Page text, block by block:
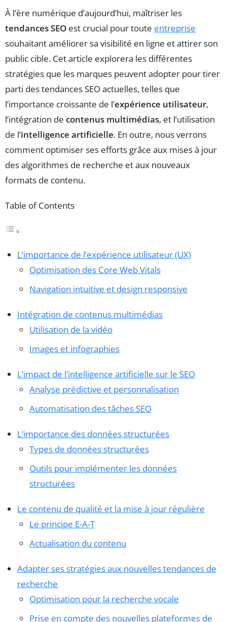
À l’ère numérique d’aujourd’hui, maîtriser les
tendances SEO est crucial pour toute entreprise
souhaitant améliorer sa visibilité en ligne et attirer son
public cible. Cet article explorera les différentes
stratégies que les marques peuvent adopter pour tirer
parti des tendances SEO actuelles, telles que
l’importance croissante de l’expérience utilisateur,
l’intégration de contenus multimédias, et l’utilisation
de l’intelligence artificielle. En outre, nous verrons
comment optimiser ses efforts grâce aux mises à jour
des algorithmes de recherche et aux nouveaux
formats de contenu.
Table of Contents
L’importance de l’expérience utilisateur (UX)
Optimisation des Core Web Vitals
Navigation intuitive et design responsive
Intégration de contenus multimédias
Utilisation de la vidéo
Images et infographies
L’impact de l’intelligence artificielle sur le SEO
Analyse prédictive et personnalisation
Automatisation des tâches SEO
L’importance des données structurées
Types de données structurées
Outils pour implémenter les données
structurées
Le contenu de qualité et la mise à jour régulière
Le principe E-A-T
Actualisation du contenu
Adapter ses stratégies aux nouvelles tendances de
recherche
Optimisation pour la recherche vocale
Prise en compte des nouvelles plateformes de